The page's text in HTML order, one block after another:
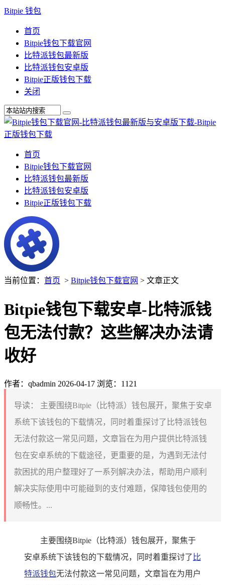
Bitpie 钱包
首页
Bitpie钱包下载官网
比特派钱包最新版
比特派钱包安卓版
Bitpie正版钱包下载
关闭
首页
Bitpie钱包下载官网
比特派钱包最新版
比特派钱包安卓版
Bitpie正版钱包下载
当前位置： 首页 > Bitpie钱包下载官网 > 文章正文
Bitpie钱包下载安卓-比特派钱
包无法付款？这些解决办法请
收好
作者：qbadmin 2026-04-17 浏览：1121
导读：
主要围绕Bitpie（比特派）钱包展开，聚焦于安卓
系统下该钱包的下载情况，同时着重探讨了比特派钱包
无法付款这一常见问题，文章旨在为用户提供比特派钱
包在安卓系统的下载途径，更重要的是，为遇到无法付
款困扰的用户整理好了一系列解决办法，帮助用户顺利
解决实际使用中可能碰到的支付难题，保障钱包使用的
顺畅性。...
主要围绕Bitpie（比特派）钱包展开，聚焦于
安卓系统下该钱包的下载情况，同时着重探讨了 比
特派钱包无法付款这一常见问题，文章旨在为用户